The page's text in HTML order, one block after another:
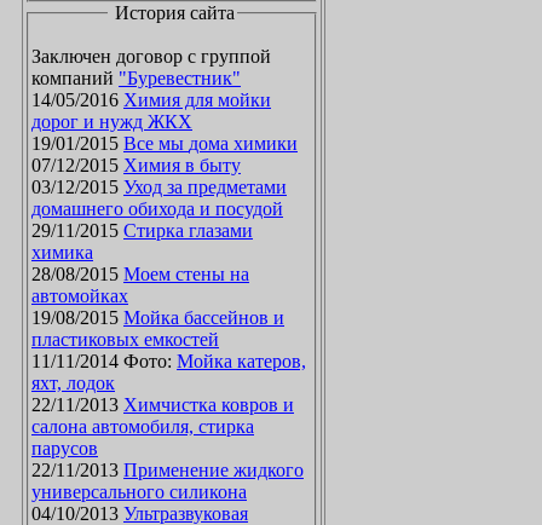
История сайта
Заключен договор с группой
компаний "Буревестник"
14/05/2016 Химия для мойки
дорог и нужд ЖКХ
19/01/2015
Все мы дома химики
07/12/2015 Химия в быту
03/12/2015 Уход за предметами
домашнего обихода и посудой
29/11/2015 Стирка глазами
химика
28/08/2015 Моем стены на
автомойках
19/08/2015 Мойка бассейнов и
пластиковых емкостей
11/11/2014 Фото: Мойка катеров,
яхт, лодок
22/11/2013 Химчистка ковров и
салона автомобиля, стирка
парусов
22/11/2013 Применение жидкого
универсального силикона
04/10/2013 Ультразвуковая